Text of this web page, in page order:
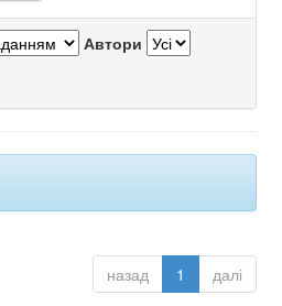
Автори
назад 1 далі